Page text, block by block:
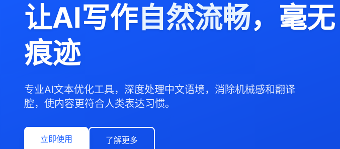
让AI写作自然流畅，毫无
痕迹
专业AI文本优化工具，深度处理中文语境，消除机械感和翻译
腔，使内容更符合人类表达习惯。
立即使用 了解更多